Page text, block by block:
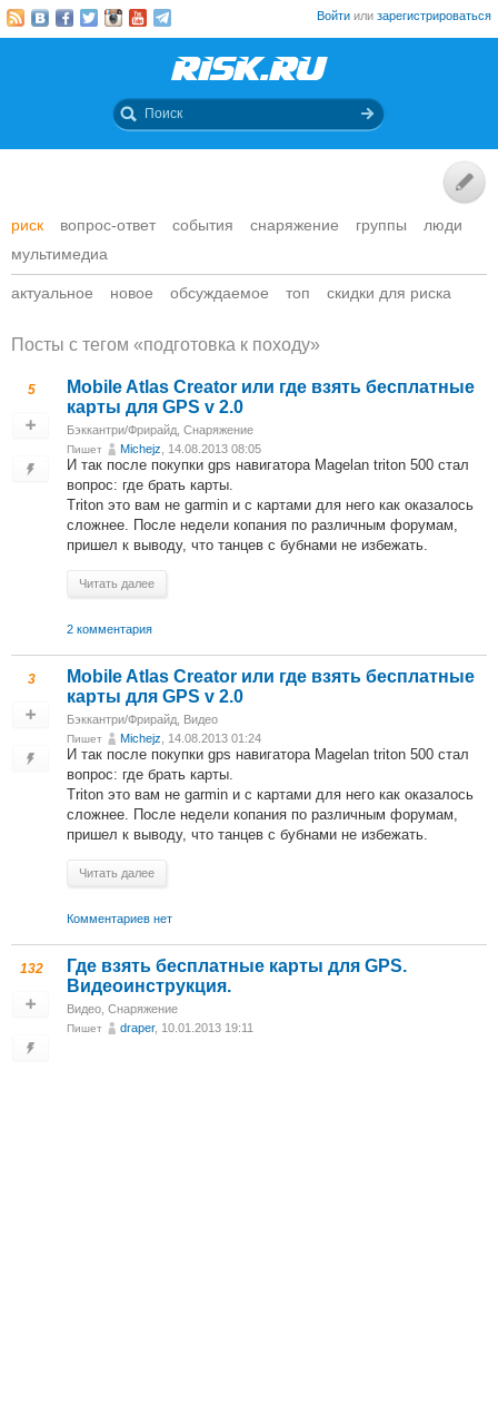
Войти или зарегистрироваться
риск вопрос-ответ события снаряжение группы
люди
мультимедиа
актуальное новое обсуждаемое топ скидки для риска
Посты c тегом «подготовка к походу»
5
Mobile Atlas Creator или где взять бесплатные
карты для GPS v 2.0
Бэккантри/Фрирайд Снаряжение
Пишет Michejz , 14.08.2013 08:05
И так после покупки gps навигатора Magelan triton 500 стал
вопрос: где брать карты.
Triton это вам не garmin и с картами для него как оказалось
сложнее. После недели копания по различным форумам,
пришел к выводу, что танцев с бубнами не избежать.
Читать далее
2 комментария
3
Mobile Atlas Creator или где взять бесплатные
карты для GPS v 2.0
Бэккантри/Фрирайд Видео
Пишет Michejz , 14.08.2013 01:24
И так после покупки gps навигатора Magelan triton 500 стал
вопрос: где брать карты.
Triton это вам не garmin и с картами для него как оказалось
сложнее. После недели копания по различным форумам,
пришел к выводу, что танцев с бубнами не избежать.
Читать далее
Комментариев нет
132
Где взять бесплатные карты для GPS.
Видеоинструкция.
Видео Снаряжение
Пишет draper, 10.01.2013 19:11